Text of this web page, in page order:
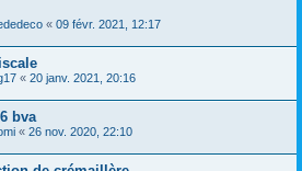
« 09 févr. 2021, 12:17
« 20 janv. 2021, 20:16
bva
« 26 nov. 2020, 22:10